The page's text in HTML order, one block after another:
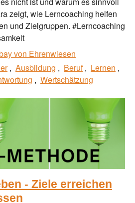
zeigt, wie Lerncoaching helfen
und Zielgruppen. #Lerncoaching
von Ehrenwiesen
Ausbildung Beruf
Lernen
Wertschätzung
- Ziele erreichen